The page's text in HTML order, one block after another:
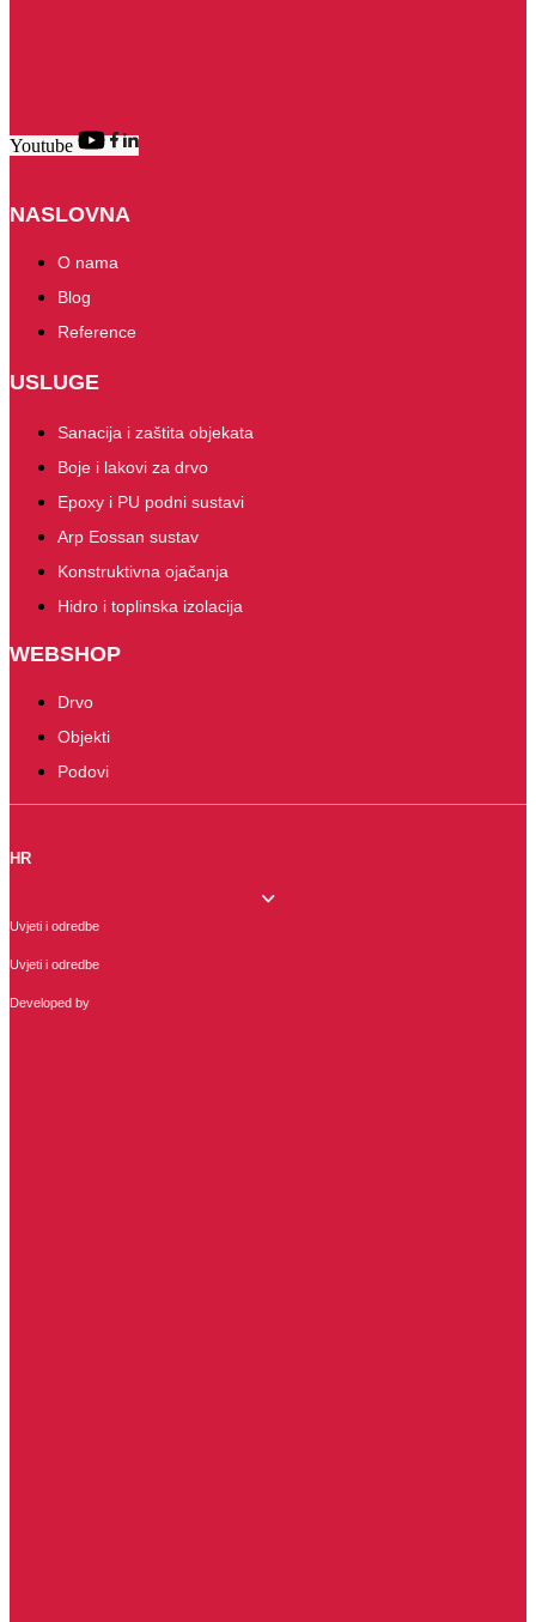
Youtube
NASLOVNA
O nama
Blog
Reference
USLUGE
Sanacija i zaštita objekata
Boje i lakovi za drvo
Epoxy i PU podni sustavi
Arp Eossan sustav
Konstruktivna ojačanja
Hidro i toplinska izolacija
WEBSHOP
Drvo
Objekti
Podovi
HR
Uvjeti i odredbe
Uvjeti i odredbe
Developed by